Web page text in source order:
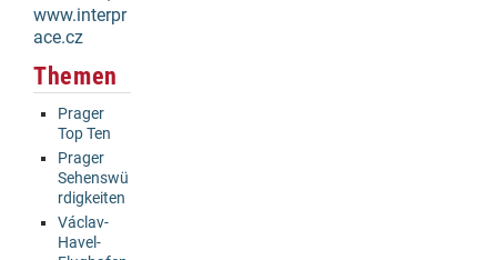
www.interpr
ace.cz
Themen
Prager
Top Ten
Prager
Sehenswü
rdigkeiten
Václav-
Havel-